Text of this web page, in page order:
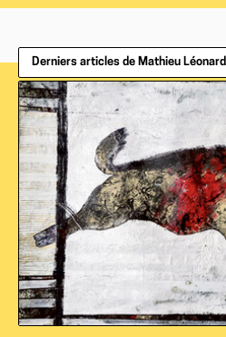
Derniers articles de Mathieu Léonard